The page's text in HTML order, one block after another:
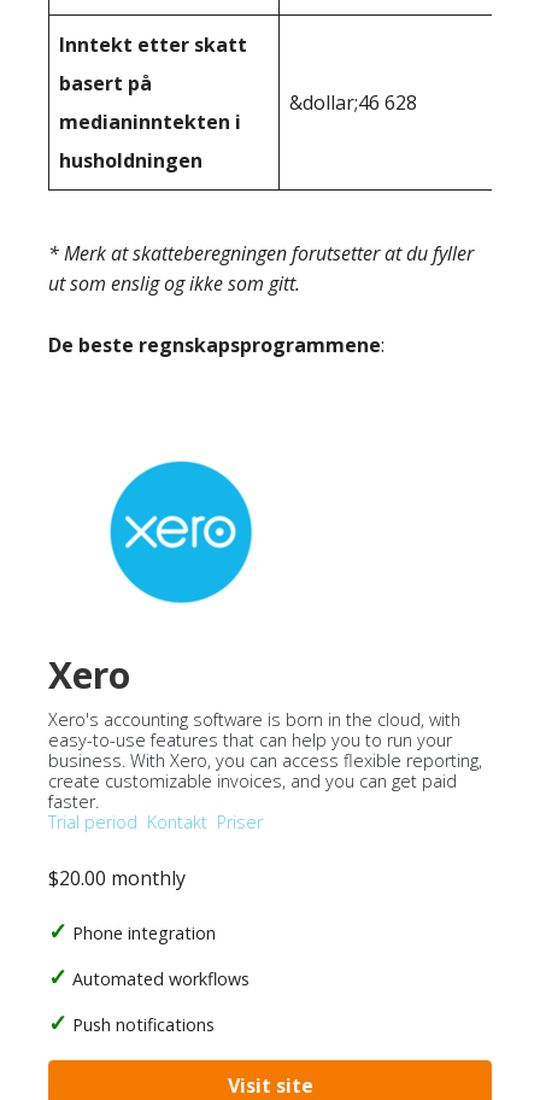
Inntekt etter skatt
basert på
medianinntekten i
husholdningen
&dollar;46 628
* Merk at skatteberegningen forutsetter at du fyller
ut som enslig og ikke som gitt.
De beste regnskapsprogrammene:
Xero
Xero's accounting software is born in the cloud, with
easy-to-use features that can help you to run your
business. With Xero, you can access flexible reporting,
create customizable invoices, and you can get paid
faster.
Trial period Kontakt Priser
$20.00 monthly
Phone integration
Automated workflows
Push notifications
Visit site